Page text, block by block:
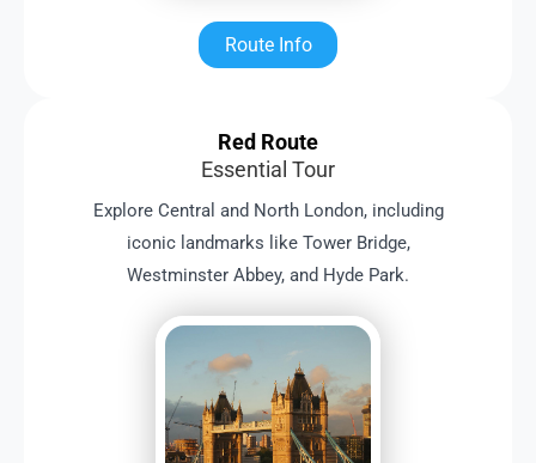
Route Info
Red Route
Essential Tour
Explore Central and North London, including
iconic landmarks like Tower Bridge,
Westminster Abbey, and Hyde Park.